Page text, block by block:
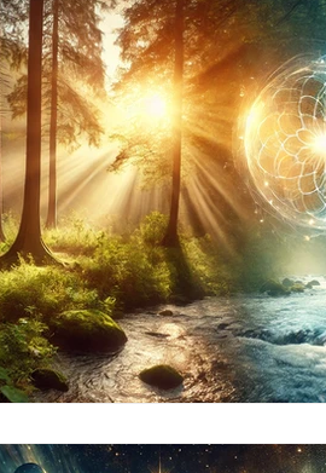
Capacités extra-sensorielles
Entrepreneuriat Argent /
Prospérité Abondance
Trekking Hygiène de vie
Parcours initiatique Trekking